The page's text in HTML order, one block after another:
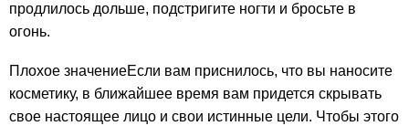
продлилось дольше, подстригите ногти и бросьте в
огонь.
Плохое значениеЕсли вам приснилось, что вы наносите
косметику, в ближайшее время вам придется скрывать
свое настоящее лицо и свои истинные цели. Чтобы этого